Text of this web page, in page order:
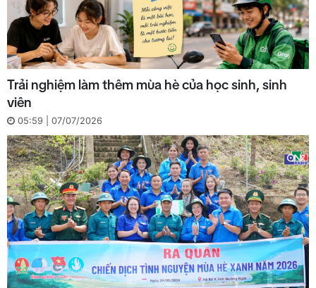
Trải nghiệm làm thêm mùa hè của học sinh, sinh
viên
05:59 | 07/07/2026